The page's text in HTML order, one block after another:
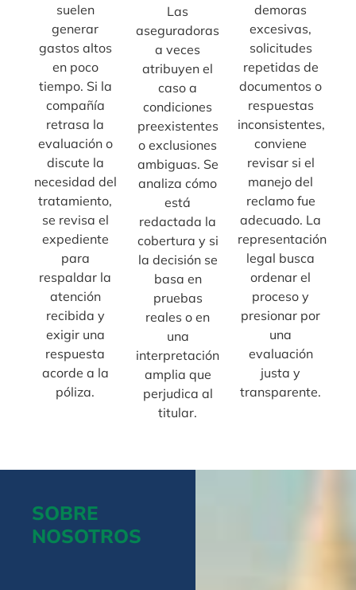
suelen
generar
gastos altos
en poco
tiempo. Si la
compañía
retrasa la
evaluación o
discute la
necesidad del
tratamiento,
se revisa el
expediente
para
respaldar la
atención
recibida y
exigir una
respuesta
acorde a la
póliza.
Las
aseguradoras
a veces
atribuyen el
caso a
condiciones
preexistentes
o exclusiones
ambiguas. Se
analiza cómo
está
redactada la
cobertura y si
la decisión se
basa en
pruebas
reales o en
una
interpretación
amplia que
perjudica al
titular.
demoras
excesivas,
solicitudes
repetidas de
documentos o
respuestas
inconsistentes,
conviene
revisar si el
manejo del
reclamo fue
adecuado. La
representación
legal busca
ordenar el
proceso y
presionar por
una
evaluación
justa y
transparente.
SOBRE
NOSOTROS